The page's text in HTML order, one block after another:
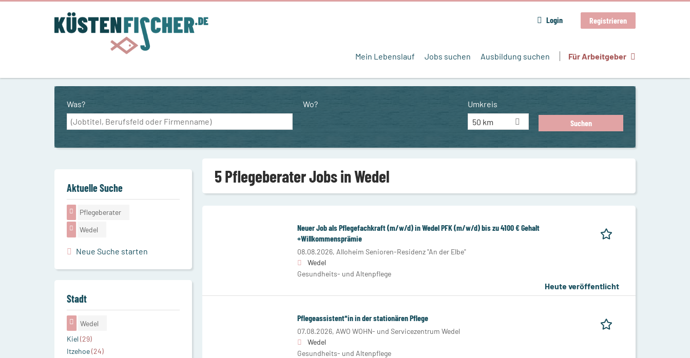
Login Registrieren
Mein Lebenslauf Jobs suchen Ausbildung suchen Für Arbeitgeber
Was? Wo?
Umkreis
50 km
5 Pflegeberater Jobs in Wedel
Neuer Job als Pflegefachkraft (m/w/d) in Wedel PFK (m/w/d) bis zu 4100 € Gehalt
+Willkommensprämie
08.08.2026, Alloheim Senioren-Residenz "An der Elbe"
Wedel
Gesundheits- und Altenpflege
Heute veröffentlicht
Pflegeassistent*in in der stationären Pflege
07.08.2026, AWO WOHN- und Servicezentrum Wedel
Wedel
Gesundheits- und Altenpflege
Aktuelle Suche
Pflegeberater
Wedel
Neue Suche starten
Stadt
Wedel
Kiel(29)
Itzehoe(24)